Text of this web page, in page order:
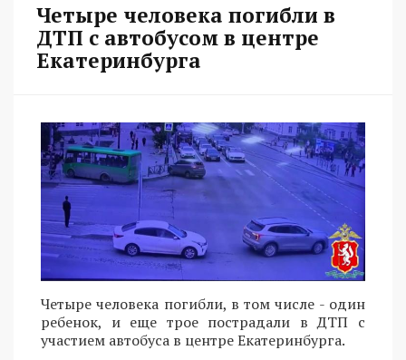
Четыре человека погибли в
ДТП с автобусом в центре
Екатеринбурга
Четыре человека погибли, в том числе - один
ребенок, и еще трое пострадали в ДТП с
участием автобуса в центре Екатеринбурга.